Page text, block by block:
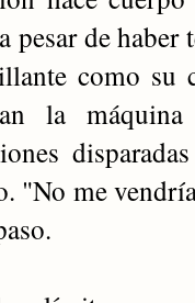
pesar de
como su
la
"No me